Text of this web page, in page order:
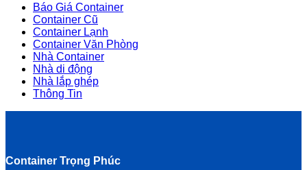
Báo Giá Container
Container Cũ
Container Lạnh
Container Văn Phòng
Nhà Container
Nhà di động
Nhà lắp ghép
Thông Tin
Container Trọng Phúc